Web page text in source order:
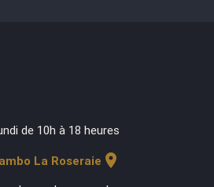
de 10h à 18 heures
La Roseraie location_on